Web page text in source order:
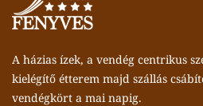
A házias ízek, a vendég centrikus
kielégítő étterem majd szállás
vendégkört a mai napig.